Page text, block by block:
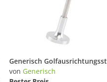
von Generisch